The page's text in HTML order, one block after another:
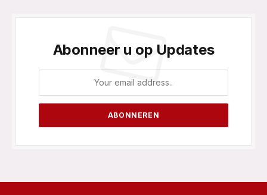
Abonneer u op Updates